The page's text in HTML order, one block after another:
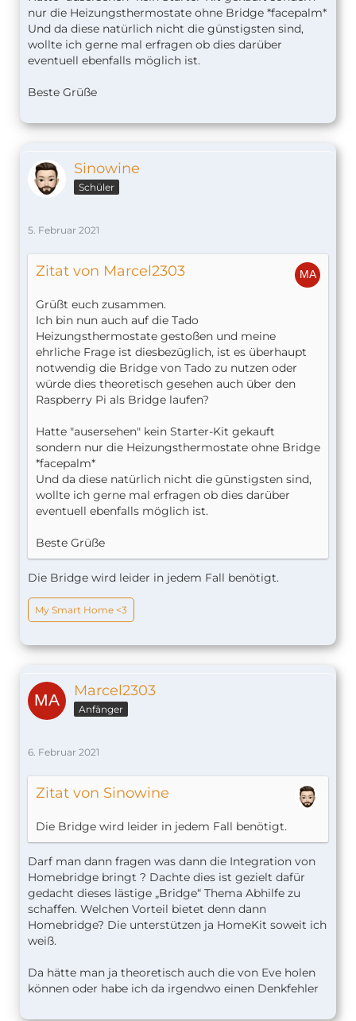
nur die Heizungsthermostate ohne Bridge *facepalm*
Und da diese natürlich nicht die günstigsten sind,
wollte ich gerne mal erfragen ob dies darüber
eventuell ebenfalls möglich ist.
Beste Grüße
Sinowine
Schüler
5. Februar 2021
Zitat von Marcel2303
Grüßt euch zusammen.
Ich bin nun auch auf die Tado
Heizungsthermostate gestoßen und meine
ehrliche Frage ist diesbezüglich, ist es überhaupt
notwendig die Bridge von Tado zu nutzen oder
würde dies theoretisch gesehen auch über den
Raspberry Pi als Bridge laufen?
Hatte "ausersehen" kein Starter-Kit gekauft
sondern nur die Heizungsthermostate ohne Bridge
*facepalm*
Und da diese natürlich nicht die günstigsten sind,
wollte ich gerne mal erfragen ob dies darüber
eventuell ebenfalls möglich ist.
Beste Grüße
Die Bridge wird leider in jedem Fall benötigt.
My Smart Home <3
Marcel2303
Anfänger
6. Februar 2021
Zitat von Sinowine
Die Bridge wird leider in jedem Fall benötigt.
Darf man dann fragen was dann die Integration von
Homebridge bringt ? Dachte dies ist gezielt dafür
gedacht dieses lästige „Bridge“ Thema Abhilfe zu
schaffen. Welchen Vorteil bietet denn dann
Homebridge? Die unterstützen ja HomeKit soweit ich
weiß.
Da hätte man ja theoretisch auch die von Eve holen
können oder habe ich da irgendwo einen Denkfehler